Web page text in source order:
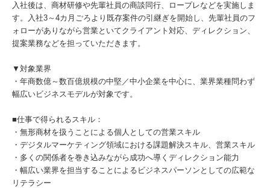
入社後は、商材研修や先輩社員の商談同行、ロープレなどを実施しま
す。入社3～4カ月ごろより既存案件の引継ぎを開始し、先輩社員のフ
ォローがありながら営業といてクライアント対応、ディレクション、
提案業務などを担っていただきます。
▼対象業界
・年商数億～数百億規模の中堅／中小企業を中心に、業界業種問わず
幅広いビジネスモデルが対象です。
■仕事で得られるスキル：
・無形商材を扱うことによる個人としての営業スキル
・デジタルマーケティング領域における課題解決スキル、営業スキル
・多くの関係者を巻き込みながら成功へ導くディレクション能力
・幅広い業界を担当することによるビジネスパーソンとしての広範な
リテラシー